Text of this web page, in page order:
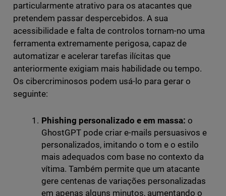
particularmente atrativo para os atacantes que
pretendem passar despercebidos. A sua
acessibilidade e falta de controlos tornam-no uma
ferramenta extremamente perigosa, capaz de
automatizar e acelerar tarefas ilícitas que
anteriormente exigiam mais habilidade ou tempo.
Os cibercriminosos podem usá-lo para gerar o
seguinte:
Phishing personalizado e em massa: o
GhostGPT pode criar e-mails persuasivos e
personalizados, imitando o tom e o estilo
mais adequados com base no contexto da
vítima. Também permite que um atacante
gere centenas de variações personalizadas
em apenas alguns minutos, aumentando o